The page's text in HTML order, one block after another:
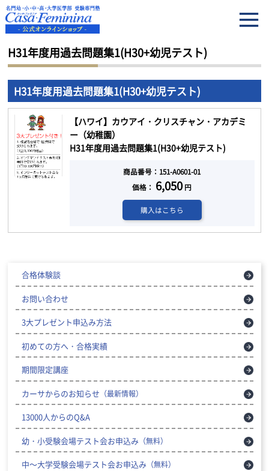
HOME H31年度用過去問題集1(H30+幼児テスト)
H31年度用過去問題集1(H30+幼児テスト)
H31年度用過去問題集1(H30+幼児テスト)
【ハワイ】カウアイ・クリスチャン・アカデミ
ー（幼稚園）
H31年度用過去問題集1(H30+幼児テスト)
商品番号：151-A0601-01
価格： 6,050円
購入はこちら
合格体験談
お問い合わせ
3大プレゼント申込み方法
初めての方へ・合格実績
期間限定講座
カーサからのお知らせ （最新情報）
13000人からのQ&A
幼・小受験会場テスト会お申込み （無料）
中～大学受験会場テスト会お申込み （無料）